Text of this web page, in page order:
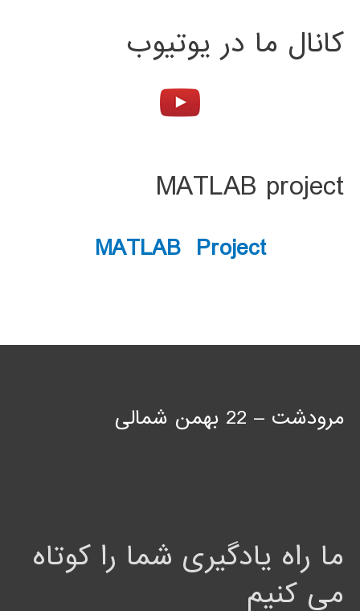
کانال ما در یوتیوب
MATLAB project
MATLAB Project
مرودشت – 22 بهمن شمالی
ما راه یادگیری شما را کوتاه
می کنیم